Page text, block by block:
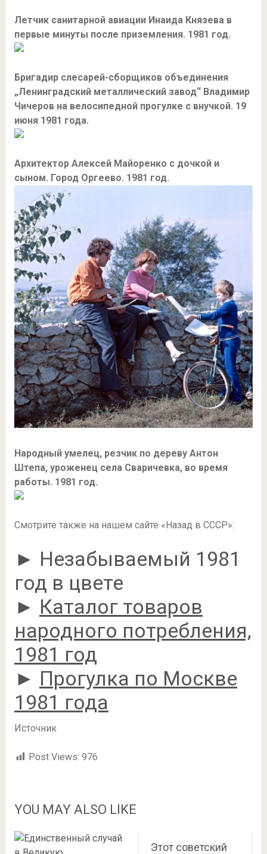
Летчик санитарной авиации Инаида Князева в
первые минуты после приземления. 1981 год.
Бригадир слесарей-сборщиков объединения
„Ленинградский металлический завод“ Владимир
Чичеров на велосипедной прогулке с внучкой. 19
июня 1981 года.
Архитектор Алексей Майоренко с дочкой и
сыном. Город Оргеево. 1981 год.
Народный умелец, резчик по дереву Антон
Штепа, уроженец села Сваричевка, во время
работы. 1981 год.
Смотрите также на нашем сайте «Назад в СССР»:
► Незабываемый 1981
год в цвете
► Каталог товаров
народного потребления,
1981 год
► Прогулка по Москве
1981 года
Источник
Post Views: 976
YOU MAY ALSO LIKE
Этот советский